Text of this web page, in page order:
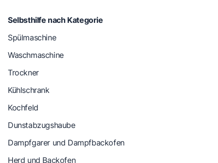
Selbsthilfe nach Kategorie
Spülmaschine
Waschmaschine
Trockner
Kühlschrank
Kochfeld
Dunstabzugshaube
Dampfgarer und Dampfbackofen
Herd und Backofen